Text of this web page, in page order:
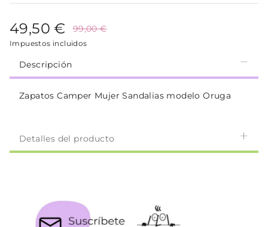
49,50 € 99,00 €
Impuestos incluidos
Descripción
Zapatos Camper Mujer Sandalias modelo Oruga
Detalles del producto